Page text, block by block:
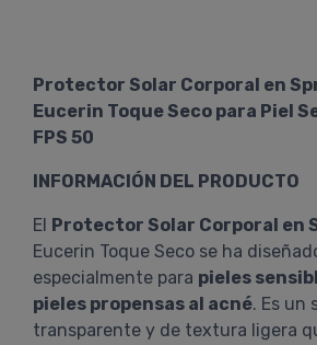
Protector Solar Corporal en
Eucerin Toque Seco para Piel
FPS 50
INFORMACIÓN DEL PRODUCTO
El Protector Solar Corporal en
Eucerin Toque Seco se ha
especialmente para pieles
pieles propensas al acné. Es un
transparente y de textura ligera